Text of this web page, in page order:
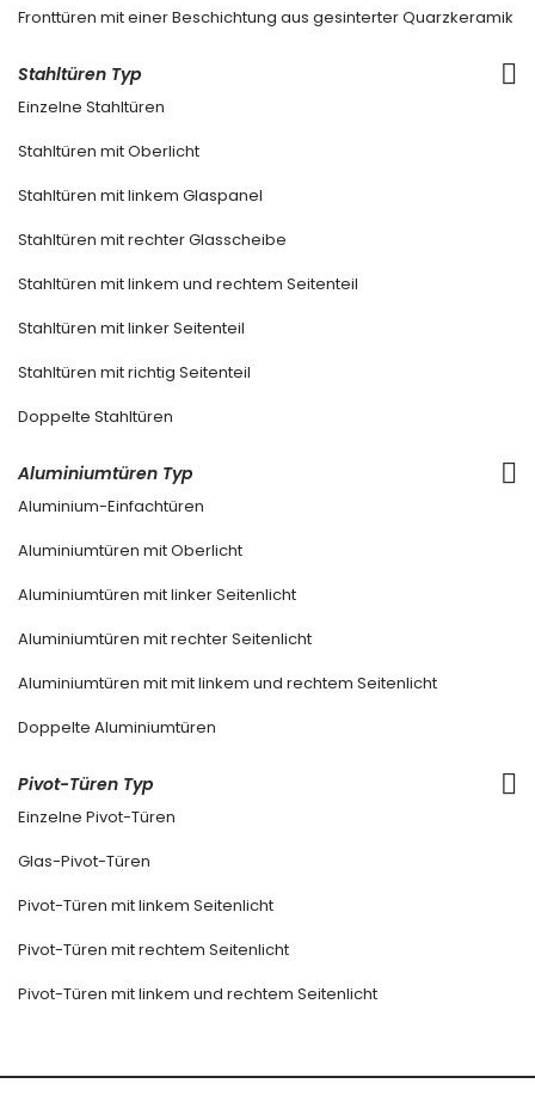
Fronttüren mit einer Beschichtung aus gesinterter Quarzkeramik
Stahltüren Typ
Einzelne Stahltüren
Stahltüren mit Oberlicht
Stahltüren mit linkem Glaspanel
Stahltüren mit rechter Glasscheibe
Stahltüren mit linkem und rechtem Seitenteil
Stahltüren mit linker Seitenteil
Stahltüren mit richtig Seitenteil
Doppelte Stahltüren
Aluminiumtüren Typ
Aluminium-Einfachtüren
Aluminiumtüren mit Oberlicht
Aluminiumtüren mit linker Seitenlicht
Aluminiumtüren mit rechter Seitenlicht
Aluminiumtüren mit mit linkem und rechtem Seitenlicht
Doppelte Aluminiumtüren
Pivot-Türen Typ
Einzelne Pivot-Türen
Glas-Pivot-Türen
Pivot-Türen mit linkem Seitenlicht
Pivot-Türen mit rechtem Seitenlicht
Pivot-Türen mit linkem und rechtem Seitenlicht